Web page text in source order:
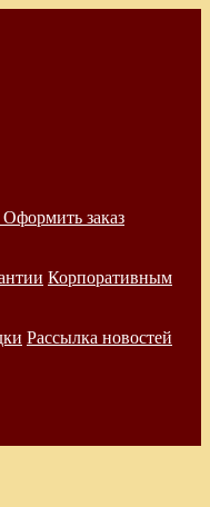
Оформить заказ
Корпоративным
Рассылка новостей